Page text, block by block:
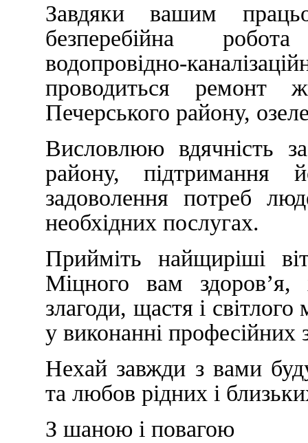
Завдяки вашим
безперебійна
водопровідно-
проводиться ремонт
Печерського району,
Висловлюю вдячність за
району,
задоволення потреб
необхідних послугах.
Прийміть найщиріші
Міцного вам здоров’я,
злагоди, щастя і
у виконанні професійних
Нехай завжди з вами
та любов рідних і
З шаною і повагою